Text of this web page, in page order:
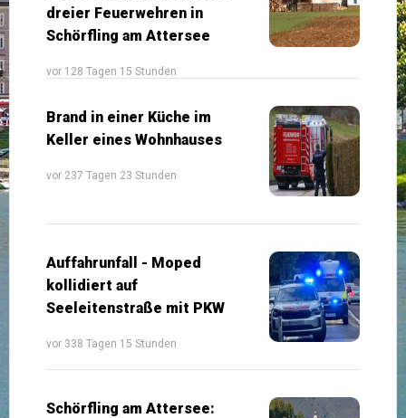
dreier Feuerwehren in
Schörfling am Attersee
vor 128 Tagen 15 Stunden
Brand in einer Küche im
Keller eines Wohnhauses
vor 237 Tagen 23 Stunden
Auffahrunfall - Moped
kollidiert auf
Seeleitenstraße mit PKW
vor 338 Tagen 15 Stunden
Schörfling am Attersee: